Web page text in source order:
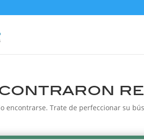
encontrarse. Trate de perfeccionar su